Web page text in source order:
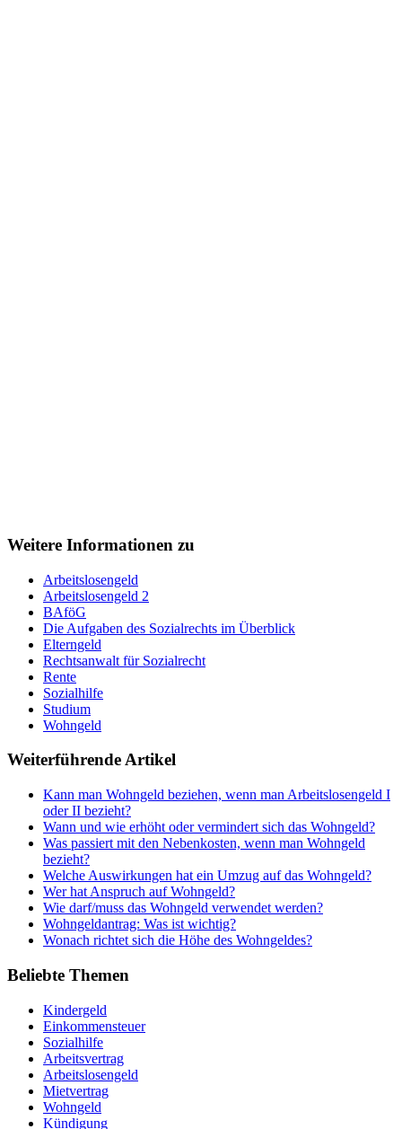
Weitere Informationen zu
Arbeitslosengeld
Arbeitslosengeld 2
BAföG
Die Aufgaben des Sozialrechts im Überblick
Elterngeld
Rechtsanwalt für Sozialrecht
Rente
Sozialhilfe
Studium
Wohngeld
Weiterführende Artikel
Kann man Wohngeld beziehen, wenn man Arbeitslosengeld I
oder II bezieht?
Wann und wie erhöht oder vermindert sich das Wohngeld?
Was passiert mit den Nebenkosten, wenn man Wohngeld
bezieht?
Welche Auswirkungen hat ein Umzug auf das Wohngeld?
Wer hat Anspruch auf Wohngeld?
Wie darf/muss das Wohngeld verwendet werden?
Wohngeldantrag: Was ist wichtig?
Wonach richtet sich die Höhe des Wohngeldes?
Beliebte Themen
Kindergeld
Einkommensteuer
Sozialhilfe
Arbeitsvertrag
Arbeitslosengeld
Mietvertrag
Wohngeld
Kündigung